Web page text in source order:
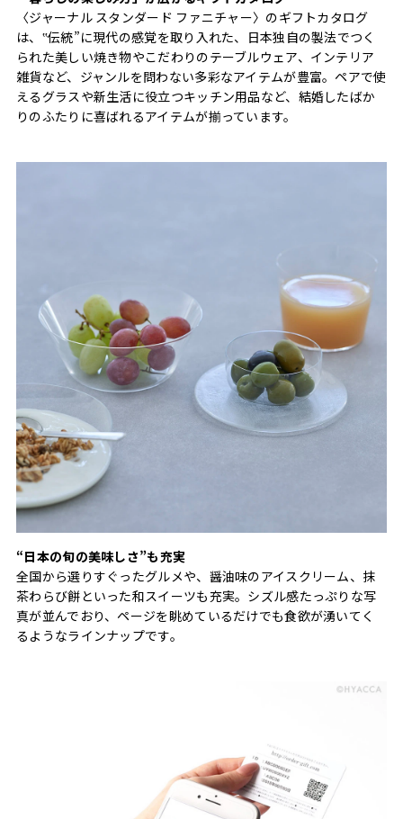
〈ジャーナル スタンダード ファニチャー〉のギフトカタログ
は、‟伝統”に現代の感覚を取り入れた、日本独自の製法でつく
られた美しい焼き物やこだわりのテーブルウェア、インテリア
雑貨など、ジャンルを問わない多彩なアイテムが豊富。ペアで使
えるグラスや新生活に役立つキッチン用品など、結婚したばか
りのふたりに喜ばれるアイテムが揃っています。
“日本の旬の美味しさ”も充実
全国から選りすぐったグルメや、醤油味のアイスクリーム、抹
茶わらび餅といった和スイーツも充実。シズル感たっぷりな写
真が並んでおり、ページを眺めているだけでも食欲が湧いてく
るようなラインナップです。